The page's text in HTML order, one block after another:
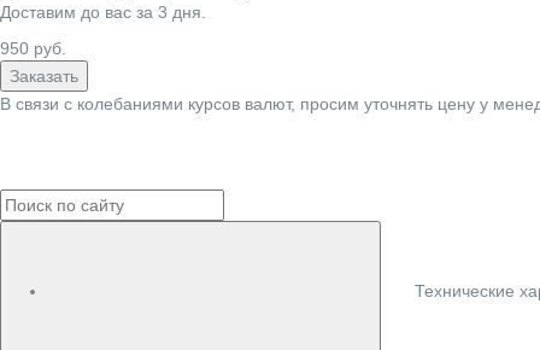
Доставим до вас за 3 дня.
950 руб.
Заказать
В связи с колебаниями курсов валют, просим уточнять цену у
Технические